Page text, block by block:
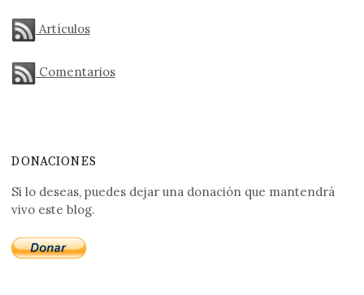
Artículos
Comentarios
DONACIONES
Si lo deseas, puedes dejar una donación que mantendrá
vivo este blog.